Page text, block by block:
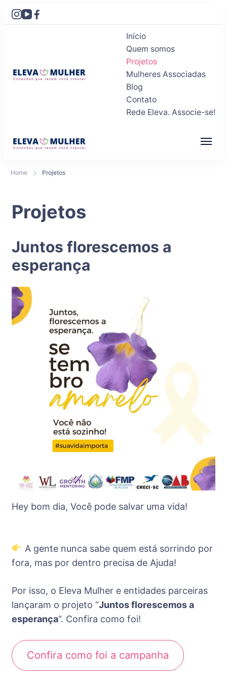
Eleva Mulher
Conexões que fazem você crescer
Início
Quem somos
Projetos
Mulheres Associadas
Blog
Contato
Rede Eleva. Associe-se!
Home Projetos
Projetos
Juntos florescemos a
esperança
Hey bom dia, Você pode salvar uma vida!
A gente nunca sabe quem está sorrindo por
fora, mas por dentro precisa de Ajuda!
Por isso, o Eleva Mulher e entidades parceiras
lançaram o projeto “Juntos florescemos a
esperança“. Confira como foi!
Confira como foi a campanha